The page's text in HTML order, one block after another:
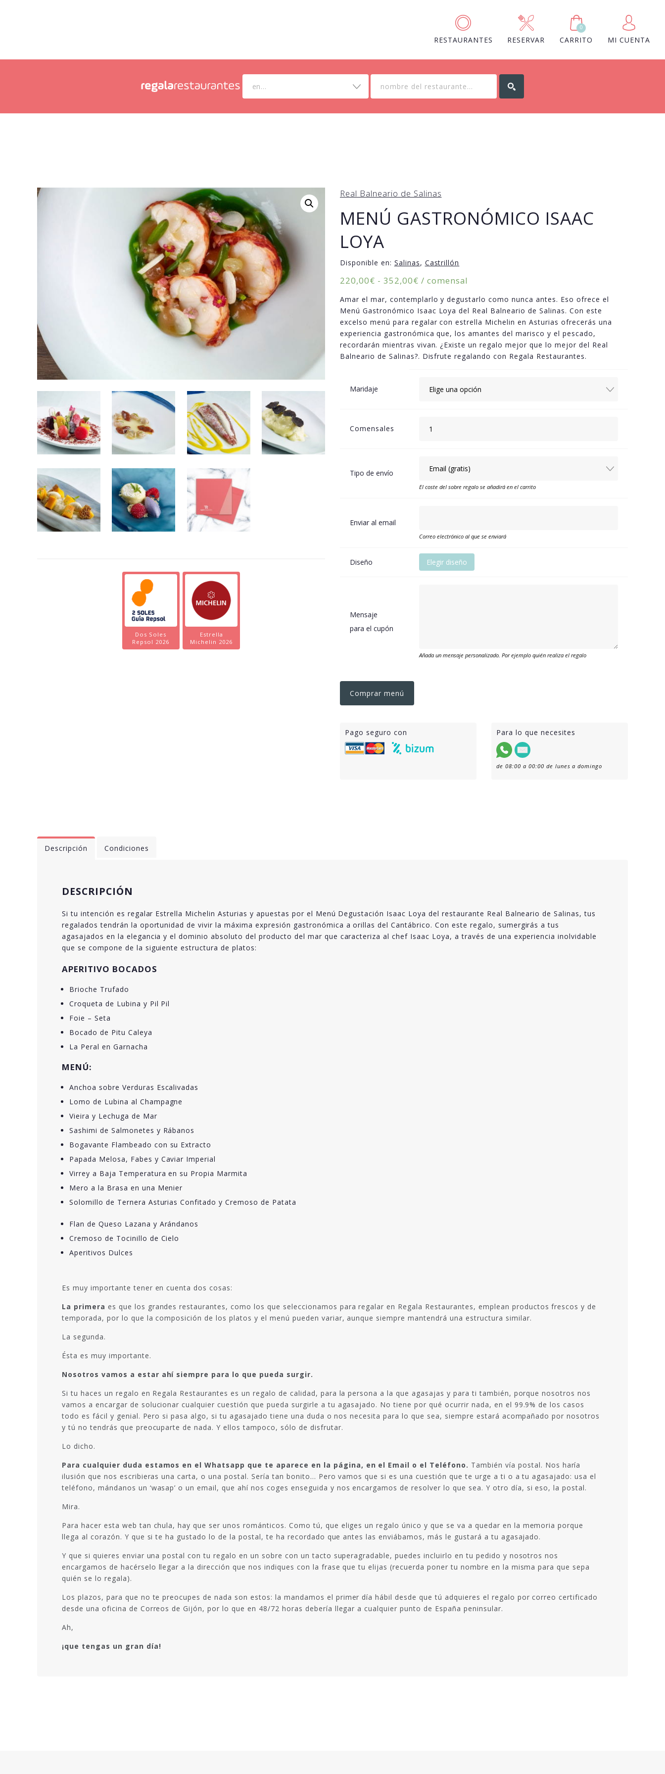
RESTAURANTES RESERVAR
0
CARRITO MI CUENTA
en...
Dos Soles
Repsol 2026
Estrella
Michelin 2026
Real Balneario de Salinas
MENÚ GASTRONÓMICO ISAAC
LOYA
Disponible en: Salinas, Castrillón
220,00€ - 352,00€Rango
precios:
desde
220,00€
hasta
352,00€
/ comensal
Amar el mar, contemplarlo y degustarlo como nunca antes. Eso ofrece el
Menú Gastronómico Isaac Loya del Real Balneario de Salinas. Con este
excelso menú para regalar con estrella Michelin en Asturias ofrecerás una
experiencia gastronómica que, los amantes del marisco y el pescado,
recordarán mientras vivan. ¿Existe un regalo mejor que lo mejor del Real
Balneario de Salinas?. Disfrute regalando con Regala Restaurantes.
Maridaje
Comensales
Tipo de envío
El coste del sobre regalo se añadirá en el carrito
Enviar al email
Correo electrónico al que se enviará
Diseño Elegir diseño
Mensaje
para el cupón
Añada un mensaje personalizado. Por ejemplo quién realiza el regalo
Comprar menú
Pago seguro con Para lo que necesites
de 08:00 a 00:00 de lunes a domingo
Descripción Condiciones
DESCRIPCIÓN
Si tu intención es regalar Estrella Michelin Asturias y apuestas por el Menú Degustación Isaac Loya del restaurante Real Balneario de Salinas, tus
regalados tendrán la oportunidad de vivir la máxima expresión gastronómica a orillas del Cantábrico. Con este regalo, sumergirás a tus
agasajados en la elegancia y el dominio absoluto del producto del mar que caracteriza al chef Isaac Loya, a través de una experiencia inolvidable
que se compone de la siguiente estructura de platos:
APERITIVO BOCADOS
Brioche Trufado
Croqueta de Lubina y Pil Pil
Foie – Seta
Bocado de Pitu Caleya
La Peral en Garnacha
MENÚ:
Anchoa sobre Verduras Escalivadas
Lomo de Lubina al Champagne
Vieira y Lechuga de Mar
Sashimi de Salmonetes y Rábanos
Bogavante Flambeado con su Extracto
Papada Melosa, Fabes y Caviar Imperial
Virrey a Baja Temperatura en su Propia Marmita
Mero a la Brasa en una Menier
Solomillo de Ternera Asturias Confitado y Cremoso de Patata
Flan de Queso Lazana y Arándanos
Cremoso de Tocinillo de Cielo
Aperitivos Dulces
Es muy importante tener en cuenta dos cosas:
La primera es que los grandes restaurantes, como los que seleccionamos para regalar en Regala Restaurantes, emplean productos frescos y de
temporada, por lo que la composición de los platos y el menú pueden variar, aunque siempre mantendrá una estructura similar.
La segunda.
Ésta es muy importante.
Nosotros vamos a estar ahí siempre para lo que pueda surgir.
Si tu haces un regalo en Regala Restaurantes es un regalo de calidad, para la persona a la que agasajas y para ti también, porque nosotros nos
vamos a encargar de solucionar cualquier cuestión que pueda surgirle a tu agasajado. No tiene por qué ocurrir nada, en el 99.9% de los casos
todo es fácil y genial. Pero si pasa algo, si tu agasajado tiene una duda o nos necesita para lo que sea, siempre estará acompañado por nosotros
y tú no tendrás que preocuparte de nada. Y ellos tampoco, sólo de disfrutar.
Lo dicho.
Para cualquier duda estamos en el Whatsapp que te aparece en la página, en el Email o el Teléfono. También vía postal. Nos haría
ilusión que nos escribieras una carta, o una postal. Sería tan bonito… Pero vamos que si es una cuestión que te urge a ti o a tu agasajado: usa el
teléfono, mándanos un ‘wasap’ o un email, que ahí nos coges enseguida y nos encargamos de resolver lo que sea. Y otro día, si eso, la postal.
Mira.
Para hacer esta web tan chula, hay que ser unos románticos. Como tú, que eliges un regalo único y que se va a quedar en la memoria porque
llega al corazón. Y que si te ha gustado lo de la postal, te ha recordado que antes las enviábamos, más le gustará a tu agasajado.
Y que si quieres enviar una postal con tu regalo en un sobre con un tacto superagradable, puedes incluirlo en tu pedido y nosotros nos
encargamos de hacérselo llegar a la dirección que nos indiques con la frase que tu elijas (recuerda poner tu nombre en la misma para que sepa
quién se lo regala).
Los plazos, para que no te preocupes de nada son estos: la mandamos el primer día hábil desde que tú adquieres el regalo por correo certificado
desde una oficina de Correos de Gijón, por lo que en 48/72 horas debería llegar a cualquier punto de España peninsular.
Ah,
¡que tengas un gran día!